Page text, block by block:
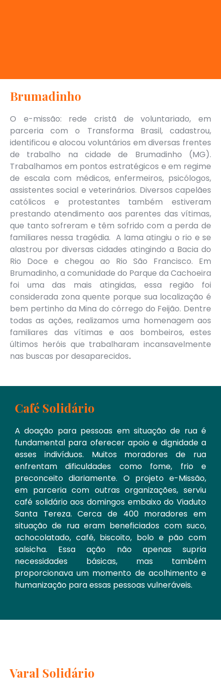
Brumadinho
O e-missão: rede cristã de voluntariado, em
parceria com o Transforma Brasil, cadastrou,
identificou e alocou voluntários em diversas frentes
de trabalho na cidade de Brumadinho (MG).
Trabalhamos em pontos estratégicos e em regime
de escala com médicos, enfermeiros, psicólogos,
assistentes social e veterinários. Diversos capelães
católicos e protestantes também estiveram
prestando atendimento aos parentes das vítimas,
que tanto sofreram e têm sofrido com a perda de
familiares nessa tragédia. A lama atingiu o rio e se
alastrou por diversas cidades atingindo a Bacia do
Rio Doce e chegou ao Rio São Francisco. Em
Brumadinho, a comunidade do Parque da Cachoeira
foi uma das mais atingidas, essa região foi
considerada zona quente porque sua localização é
bem pertinho da Mina do córrego do Feijão. Dentre
todas as ações, realizamos uma homenagem aos
familiares das vítimas e aos bombeiros, estes
últimos heróis que trabalharam incansavelmente
nas buscas por desaparecidos.
Café Solidário
A doação para pessoas em situação de rua é
fundamental para oferecer apoio e dignidade a
esses indivíduos. Muitos moradores de rua
enfrentam dificuldades como fome, frio e
preconceito diariamente. O projeto e-Missão,
em parceria com outras organizações, serviu
café solidário aos domingos embaixo do Viaduto
Santa Tereza. Cerca de 400 moradores em
situação de rua eram beneficiados com suco,
achocolatado, café, biscoito, bolo e pão com
salsicha. Essa ação não apenas supria
necessidades básicas, mas também
proporcionava um momento de acolhimento e
humanização para essas pessoas vulneráveis.
Varal Solidário